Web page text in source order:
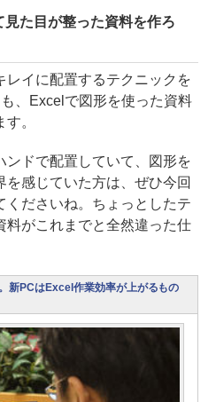
見た目が整った資料を作ろ
イに配置するテクニックを
、Excelで図形を使った資料
。
ドで配置していて、図形を
感じていた方は、ぜひ今回
くださいね。ちょっとしたテ
料がこれまでと全然違った仕
新PCはExcel作業効率が上がるもの